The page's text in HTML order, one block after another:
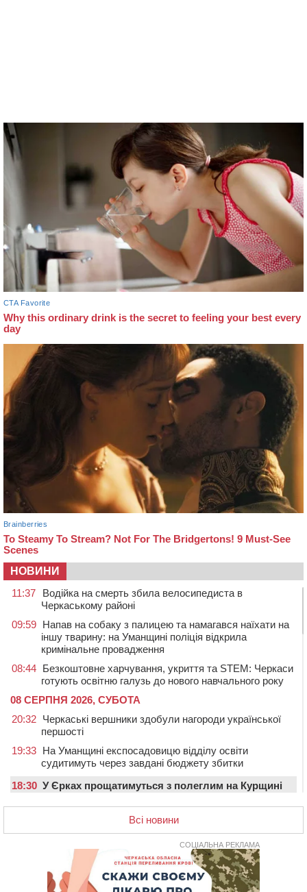
НОВИНИ
11:37
Водійка на смерть збила велосипедиста в
Черкаському районі
09:59 Напав на собаку з палицею та намагався наїхати на
іншу тварину: на Уманщині поліція відкрила
кримінальне провадження
08:44 Безкоштовне харчування, укриття та STEM: Черкаси
готують освітню галузь до нового навчального року
08 СЕРПНЯ 2026, СУБОТА
20:32 Черкаські вершники здобули нагороди української
першості
19:33 На Уманщині експосадовицю відділу освіти
судитимуть через завдані бюджету збитки
18:30 У Єрках прощатимуться з полеглим на Курщині
Апеляційний суд підтвердив стягнення майже 250
тис. грн шкоди за незаконний вилов риби
У Черкасах за ніч виявили 15 порушників
комендантської години та 10 нетверезих водіїв
На Золотоніщині водійка збила пішохода, який
Всі новини
СОЦІАЛЬНА РЕКЛАМА